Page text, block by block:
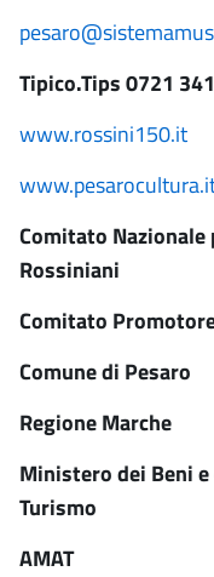
Tipico.Tips0721
www.rossini150.it
Comitato Nazionale
Rossiniani
Comitato
Comune di Pesaro
Regione Marche
Ministero dei Beni
Turismo
AMAT